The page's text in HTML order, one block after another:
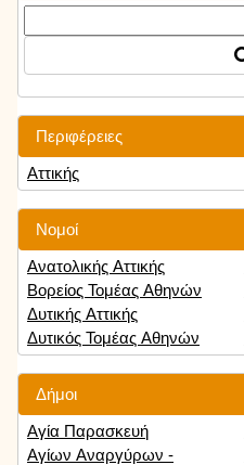
Περιφέρειες
Αττικής
Νομοί
Ανατολικής Αττικής
Βορείος Τομέας Αθηνών
Δυτικής Αττικής
Δυτικός Τομέας Αθηνών
Δήμοι
Αγία Παρασκευή
Αγίων Αναργύρων -